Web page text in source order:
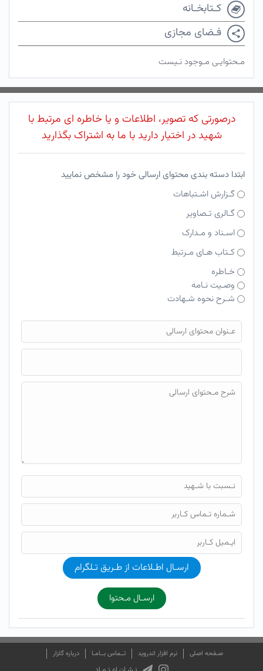
کـتابخـانه
فـضای مجازی
مـحتوایـی مـوجود نـیست
درصورتی که تصویر، اطلاعات و یا خاطره ای مرتبط با
شهید در اختیار دارید با ما به اشتراک بگذارید
ابتدا دسته بندی محتوای ارسالی خود را مشخص نمایید
گـزارش اشـتباهات
گـالری تـصاویر
اسـناد و مـدارک
کـتاب هـای مـرتبط
خـاطره
وصـیت نـامه
شـرح نحوه شـهادت
فایل محتوای ارسالی
ارسـال اطـلاعات از طـریق تـلگرام
ارسـال مـحتوا
صـفحه اصلی نرم افزار اندروید تــماس بــامـا درباره گلزار